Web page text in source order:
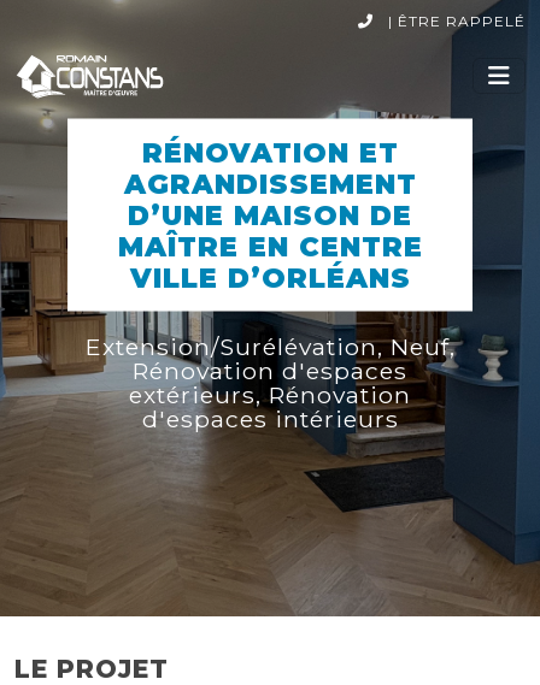
| ÊTRE RAPPELÉ
RÉNOVATION ET
AGRANDISSEMENT
D’UNE MAISON DE
MAÎTRE EN CENTRE
VILLE D’ORLÉANS
Extension/Surélévation,Neuf,
Rénovation d'espaces
extérieurs,Rénovation
d'espaces intérieurs
LE PROJET